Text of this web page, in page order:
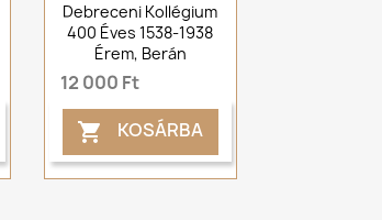
Debreceni Kollégium
400 Éves 1538-1938
Érem, Berán
12 000 Ft
 KOSÁRBA